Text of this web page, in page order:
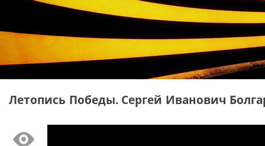
Летопись Победы. Сергей Иванович